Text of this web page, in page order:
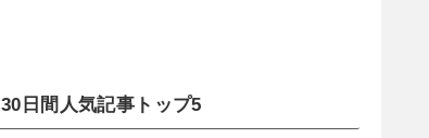
30日間人気記事トップ5